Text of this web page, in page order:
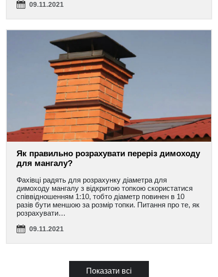
09.11.2021
Як правильно розрахувати переріз димоходу
для мангалу?
Фахівці радять для розрахунку діаметра для
димоходу мангалу з відкритою топкою скористатися
співвідношенням 1:10, тобто діаметр повинен в 10
разів бути меншою за розмір топки. Питання про те, як
розрахувати…
09.11.2021
Показати всі